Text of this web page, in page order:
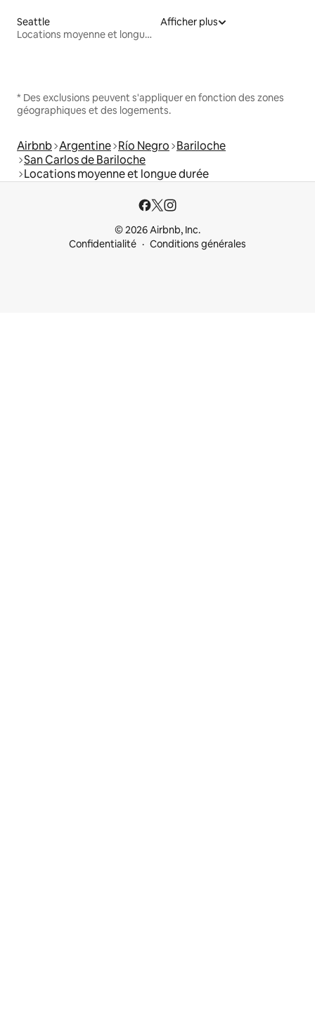
Seattle
Locations moyenne et longue durée
Afficher plus
* Des exclusions peuvent s'appliquer en fonction des zones
géographiques et des logements.
Airbnb Argentine Río Negro Bariloche
San Carlos de Bariloche
Locations moyenne et longue durée
© 2026 Airbnb, Inc.
Confidentialité
Conditions générales